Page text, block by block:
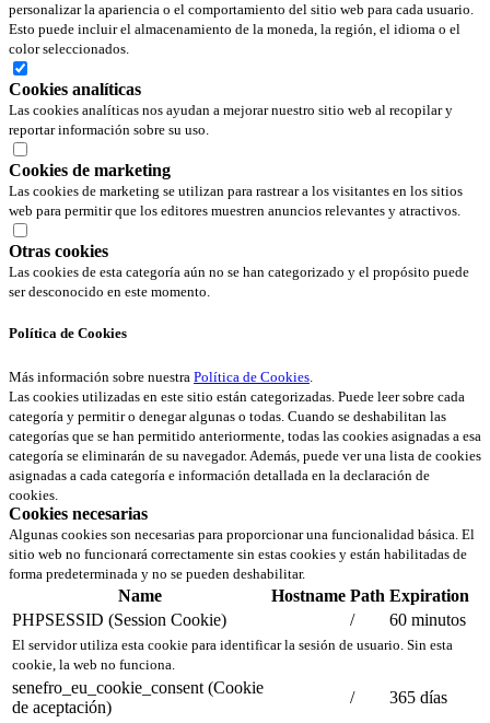
personalizar la apariencia o el comportamiento del sitio web para cada usuario.
Esto puede incluir el almacenamiento de la moneda, la región, el idioma o el
color seleccionados.
Cookies analíticas
Las cookies analíticas nos ayudan a mejorar nuestro sitio web al recopilar y
reportar información sobre su uso.
Cookies de marketing
Las cookies de marketing se utilizan para rastrear a los visitantes en los sitios
web para permitir que los editores muestren anuncios relevantes y atractivos.
Otras cookies
Las cookies de esta categoría aún no se han categorizado y el propósito puede
ser desconocido en este momento.
Política de Cookies
Más información sobre nuestra Política de Cookies.
Las cookies utilizadas en este sitio están categorizadas. Puede leer sobre cada
categoría y permitir o denegar algunas o todas. Cuando se deshabilitan las
categorías que se han permitido anteriormente, todas las cookies asignadas a esa
categoría se eliminarán de su navegador. Además, puede ver una lista de cookies
asignadas a cada categoría e información detallada en la declaración de
cookies.
Cookies necesarias
Algunas cookies son necesarias para proporcionar una funcionalidad básica. El
sitio web no funcionará correctamente sin estas cookies y están habilitadas de
forma predeterminada y no se pueden deshabilitar.
Name Hostname Path Expiration
PHPSESSID (Session Cookie)
/ 60 minutos
El servidor utiliza esta cookie para identificar la sesión de usuario. Sin esta
cookie, la web no funciona.
senefro_eu_cookie_consent (Cookie
de aceptación)
/ 365 días